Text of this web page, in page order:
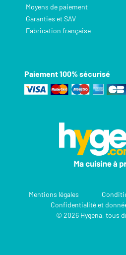
Moyens de paiement
Garanties et SAV
Fabrication française
Paiement 100% sécurisé
Mentions légales
Confidentialité et
© 2026 Hygena, tous